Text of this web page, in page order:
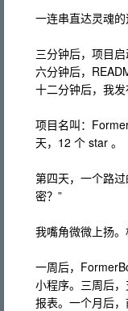
一连串直达灵魂
三分钟后，项目启
六分钟后，
十二分钟后，我发
项目名叫：
天，12 个 star 。
第四天，一个路
密？”
我嘴角微微上扬。
一周后，
小程序。三周后
报表。一个月后